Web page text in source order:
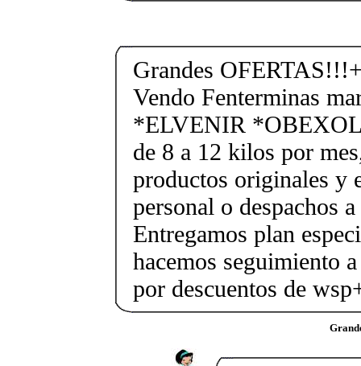
Grandes
Vendo Fenterminas
*ELVENIR
de 8 a 12 kilos por
productos originales y
personal o despachos
Entregamos plan
hacemos seguimiento
por descuentos de